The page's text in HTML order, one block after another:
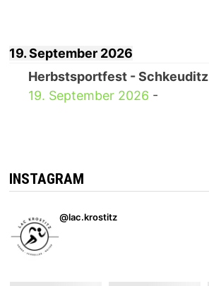
19. September 2026
Herbstsportfest - Schkeuditz
19. September 2026 -
INSTAGRAM
@lac.krostitz